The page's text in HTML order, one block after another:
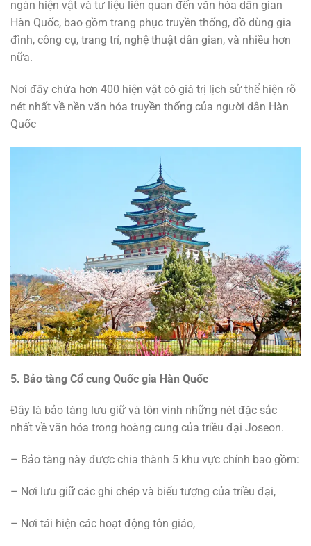
ngàn hiện vật và tư liệu liên quan đến văn hóa dân gian
Hàn Quốc, bao gồm trang phục truyền thống, đồ dùng gia
đình, công cụ, trang trí, nghệ thuật dân gian, và nhiều hơn
nữa.
Nơi đây chứa hơn 400 hiện vật có giá trị lịch sử thể hiện rõ
nét nhất về nền văn hóa truyền thống của người dân Hàn
Quốc
5. Bảo tàng Cổ cung Quốc gia Hàn Quốc
Đây là bảo tàng lưu giữ và tôn vinh những nét đặc sắc
nhất về văn hóa trong hoàng cung của triều đại Joseon.
– Bảo tàng này được chia thành 5 khu vực chính bao gồm:
– Nơi lưu giữ các ghi chép và biểu tượng của triều đại,
– Nơi tái hiện các hoạt động tôn giáo,